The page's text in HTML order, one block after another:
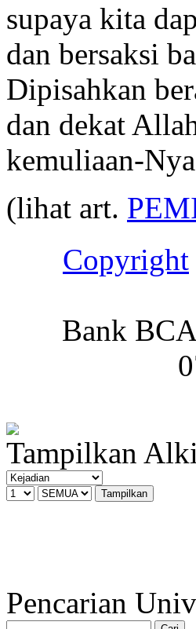
supaya kita
dan bersaksi
Dipisahkan
dan dekat
kemuliaan-
(lihat art.
Copyright
Bank
Tampilkan
Pencarian